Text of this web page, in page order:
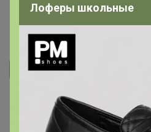
Как здесь все устроено?
Лоферы школьные